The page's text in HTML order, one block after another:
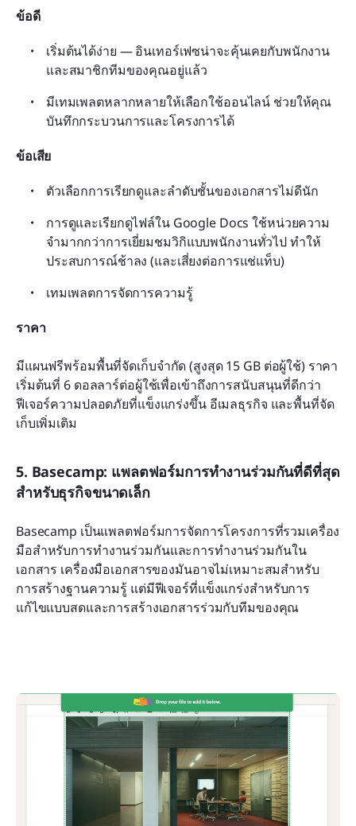
ข้อดี
เริ่มต้นได้ง่าย — อินเทอร์เฟซน่าจะคุ้นเคยกับพนักงาน
และสมาชิกทีมของคุณอยู่แล้ว
มีเทมเพลตหลากหลายให้เลือกใช้ออนไลน์ ช่วยให้คุณ
บันทึกกระบวนการและโครงการได้
ข้อเสีย
ตัวเลือกการเรียกดูและลำดับชั้นของเอกสารไม่ดีนัก
การดูและเรียกดูไฟล์ใน Google Docs ใช้หน่วยความ
จำมากกว่าการเยี่ยมชมวิกิแบบพนักงานทั่วไป ทำให้
ประสบการณ์ช้าลง (และเสี่ยงต่อการแช่แท็บ)
เทมเพลตการจัดการความรู้
ราคา
มีแผนฟรีพร้อมพื้นที่จัดเก็บจำกัด (สูงสุด 15 GB ต่อผู้ใช้) ราคา
เริ่มต้นที่ 6 ดอลลาร์ต่อผู้ใช้เพื่อเข้าถึงการสนับสนุนที่ดีกว่า
ฟีเจอร์ความปลอดภัยที่แข็งแกร่งขึ้น อีเมลธุรกิจ และพื้นที่จัด
เก็บเพิ่มเติม
5. Basecamp: แพลตฟอร์มการทำงานร่วมกันที่ดีที่สุด
สำหรับธุรกิจขนาดเล็ก
Basecamp เป็นแพลตฟอร์มการจัดการโครงการที่รวมเครื่อง
มือสำหรับการทำงานร่วมกันและการทำงานร่วมกันใน
เอกสาร เครื่องมือเอกสารของมันอาจไม่เหมาะสมสำหรับ
การสร้างฐานความรู้ แต่มีฟีเจอร์ที่แข็งแกร่งสำหรับการ
แก้ไขแบบสดและการสร้างเอกสารร่วมกับทีมของคุณ